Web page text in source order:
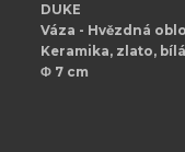
DUKE
Váza - Hvězdná
Keramika, zlato,
Φ 7 cm